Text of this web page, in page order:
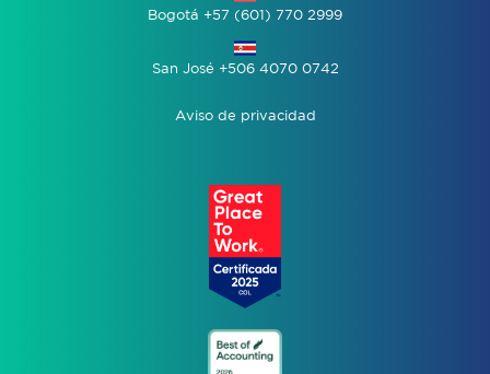
Bogotá +57 (601) 770 2999
San José +506 4070 0742
Aviso de privacidad